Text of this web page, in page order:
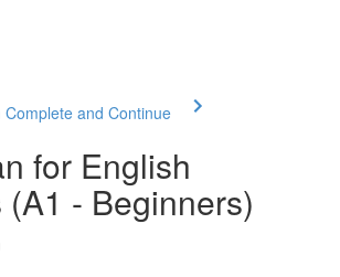
Complete and Continue
for English
- Beginners)